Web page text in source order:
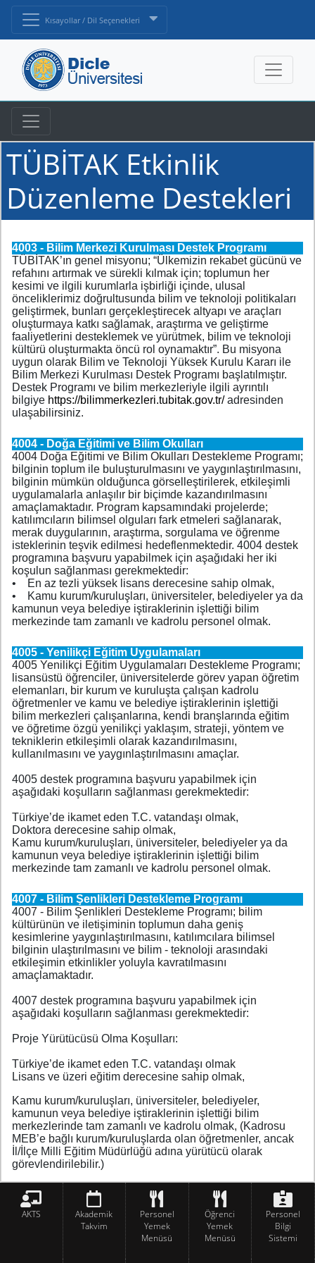
Kısayollar / Dil Seçenekleri
TÜBİTAK Etkinlik
Düzenleme Destekleri
4003 - Bilim Merkezi Kurulması Destek Programı
TÜBİTAK’ın genel misyonu; “Ülkemizin rekabet gücünü ve
refahını artırmak ve sürekli kılmak için; toplumun her
kesimi ve ilgili kurumlarla işbirliği içinde, ulusal
önceliklerimiz doğrultusunda bilim ve teknoloji politikaları
geliştirmek, bunları gerçekleştirecek altyapı ve araçları
oluşturmaya katkı sağlamak, araştırma ve geliştirme
faaliyetlerini desteklemek ve yürütmek, bilim ve teknoloji
kültürü oluşturmakta öncü rol oynamaktır”. Bu misyona
uygun olarak Bilim ve Teknoloji Yüksek Kurulu Kararı ile
Bilim Merkezi Kurulması Destek Programı başlatılmıştır.
Destek Programı ve bilim merkezleriyle ilgili ayrıntılı
bilgiye https://bilimmerkezleri.tubitak.gov.tr/adresinden
ulaşabilirsiniz.
4004 - Doğa Eğitimi ve Bilim Okulları
4004 Doğa Eğitimi ve Bilim Okulları Destekleme Programı;
bilginin toplum ile buluşturulmasını ve yaygınlaştırılmasını,
bilginin mümkün olduğunca görselleştirilerek, etkileşimli
uygulamalarla anlaşılır bir biçimde kazandırılmasını
amaçlamaktadır. Program kapsamındaki projelerde;
katılımcıların bilimsel olguları fark etmeleri sağlanarak,
merak duygularının, araştırma, sorgulama ve öğrenme
isteklerinin teşvik edilmesi hedeflenmektedir. 4004 destek
programına başvuru yapabilmek için aşağıdaki her iki
koşulun sağlanması gerekmektedir:
• En az tezli yüksek lisans derecesine sahip olmak,
• Kamu kurum/kuruluşları, üniversiteler, belediyeler ya da
kamunun veya belediye iştiraklerinin işlettiği bilim
merkezinde tam zamanlı ve kadrolu personel olmak.
4005 - Yenilikçi Eğitim Uygulamaları
4005 Yenilikçi Eğitim Uygulamaları Destekleme Programı;
lisansüstü öğrenciler, üniversitelerde görev yapan öğretim
elemanları, bir kurum ve kuruluşta çalışan kadrolu
öğretmenler ve kamu ve belediye iştiraklerinin işlettiği
bilim merkezleri çalışanlarına, kendi branşlarında eğitim
ve öğretime özgü yenilikçi yaklaşım, strateji, yöntem ve
tekniklerin etkileşimli olarak kazandırılmasını,
kullanılmasını ve yaygınlaştırılmasını amaçlar.
4005 destek programına başvuru yapabilmek için
aşağıdaki koşulların sağlanması gerekmektedir:
Türkiye’de ikamet eden T.C. vatandaşı olmak,
Doktora derecesine sahip olmak,
Kamu kurum/kuruluşları, üniversiteler, belediyeler ya da
kamunun veya belediye iştiraklerinin işlettiği bilim
merkezinde tam zamanlı ve kadrolu personel olmak.
4007 - Bilim Şenlikleri Destekleme Programı
4007 - Bilim Şenlikleri Destekleme Programı; bilim
kültürünün ve iletişiminin toplumun daha geniş
kesimlerine yaygınlaştırılmasını, katılımcılara bilimsel
bilginin ulaştırılmasını ve bilim - teknoloji arasındaki
etkileşimin etkinlikler yoluyla kavratılmasını
amaçlamaktadır.
4007 destek programına başvuru yapabilmek için
aşağıdaki koşulların sağlanması gerekmektedir:
Proje Yürütücüsü Olma Koşulları:
Türkiye’de ikamet eden T.C. vatandaşı olmak
Lisans ve üzeri eğitim derecesine sahip olmak,
Kamu kurum/kuruluşları, üniversiteler, belediyeler,
kamunun veya belediye iştiraklerinin işlettiği bilim
merkezlerinde tam zamanlı ve kadrolu olmak, (Kadrosu
MEB’e bağlı kurum/kuruluşlarda olan öğretmenler, ancak
İl/İlçe Milli Eğitim Müdürlüğü adına yürütücü olarak
görevlendirilebilir.)
AKTS
Akademik
Takvim
Personel
Yemek
Menüsü
Öğrenci
Yemek
Menüsü
Personel
Bilgi
Sistemi